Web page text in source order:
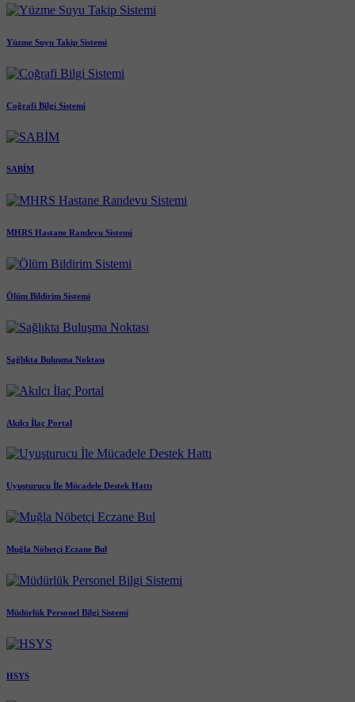
Yüzme Suyu Takip Sistemi
Coğrafi Bilgi Sistemi
SABİM
MHRS Hastane Randevu Sistemi
Ölüm Bildirim Sistemi
Sağlıkta Buluşma Noktası
Akılcı İlaç Portal
Uyuşturucu İle Mücadele Destek Hattı
Muğla Nöbetçi Eczane Bul
Müdürlük Personel Bilgi Sistemi
HSYS